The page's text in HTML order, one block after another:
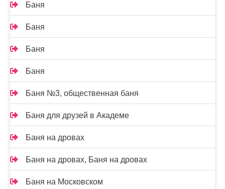
Баня
Баня
Баня
Баня
Баня №3, общественная баня
Баня для друзей в Академе
Баня на дровах
Баня на дровах, Баня на дровах
Баня на Московском